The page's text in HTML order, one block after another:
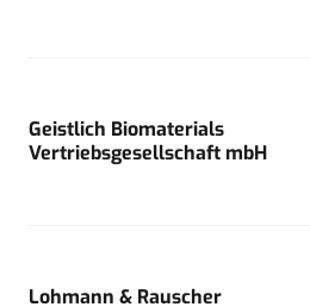
Geistlich Biomaterials
Vertriebsgesellschaft mbH
Lohmann & Rauscher